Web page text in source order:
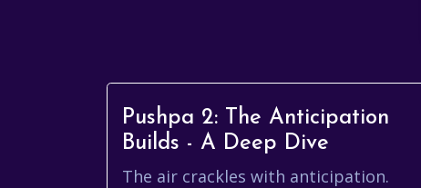
Pushpa 2: The Anticipation
Builds - A Deep Dive
The air crackles with anticipation.